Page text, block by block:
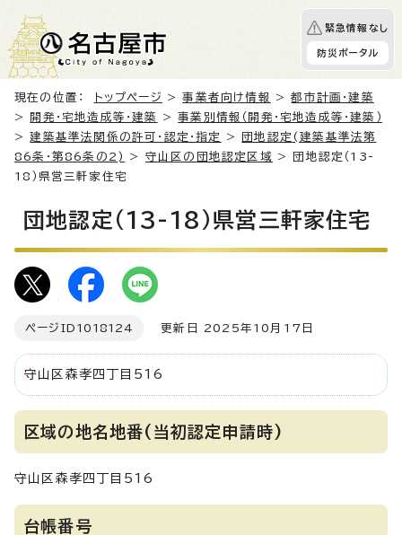
緊急情報なし
防災ポータル
現在の位置： トップページ >事業者向け情報 >都市計画・建築
>
開発・宅地造成等・建築 >事業別情報（開発・宅地造成等・建築）
>建築基準法関係の許可・認定・指定 >
団地認定(建築基準法第
86条・第86条の2)
> 守山区の団地認定区域 > 団地認定（13-
18）県営三軒家住宅
団地認定（13-18）県営三軒家住宅
ページID 1018124 更新日 2025年10月17日
守山区森孝四丁目516
区域の地名地番(当初認定申請時)
守山区森孝四丁目516
台帳番号